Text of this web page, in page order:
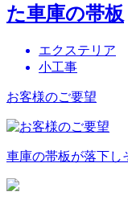
た車庫の帯板
エクステリア
小工事
お客様のご要望
車庫の帯板が落下し